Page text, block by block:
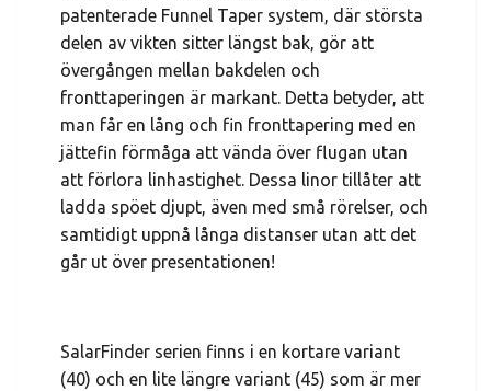
patenterade Funnel Taper system, där största
delen av vikten sitter längst bak, gör att
övergången mellan bakdelen och
fronttaperingen är markant. Detta betyder, att
man får en lång och fin fronttapering med en
jättefin förmåga att vända över flugan utan
att förlora linhastighet. Dessa linor tillåter att
ladda spöet djupt, även med små rörelser, och
samtidigt uppnå långa distanser utan att det
går ut över presentationen!
SalarFinder serien finns i en kortare variant
(40) och en lite längre variant (45) som är mer